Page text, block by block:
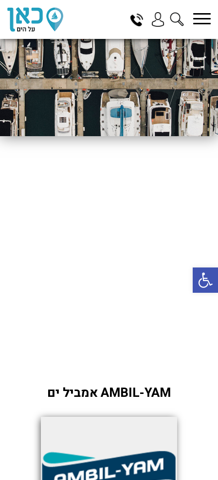
פתח סרגל נגישות
בחר תתקטגוריה בחר מיקום
הכל
ביוון / ליוון
בישראל
באילת
במרינה הרצליה
בכנרת טבריה
בכנרת ילדים
בכנרת לידו מחיר
בכנרת למשפחות
AMBIL-YAM אמביל ים